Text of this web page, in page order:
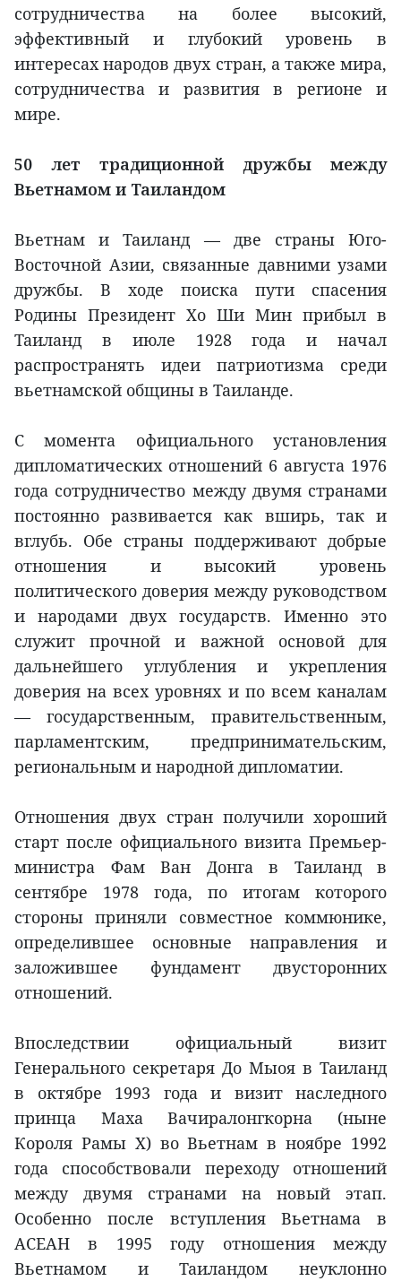
сотрудничества на более высокий,
эффективный и глубокий уровень в
интересах народов двух стран, а также мира,
сотрудничества и развития в регионе и
мире.
50 лет традиционной дружбы между
Вьетнамом и Таиландом
Вьетнам и Таиланд — две страны Юго-
Восточной Азии, связанные давними узами
дружбы. В ходе поиска пути спасения
Родины Президент Хо Ши Мин прибыл в
Таиланд в июле 1928 года и начал
распространять идеи патриотизма среди
вьетнамской общины в Таиланде.
С момента официального установления
дипломатических отношений 6 августа 1976
года сотрудничество между двумя странами
постоянно развивается как вширь, так и
вглубь. Обе страны поддерживают добрые
отношения и высокий уровень
политического доверия между руководством
и народами двух государств. Именно это
служит прочной и важной основой для
дальнейшего углубления и укрепления
доверия на всех уровнях и по всем каналам
— государственным, правительственным,
парламентским, предпринимательским,
региональным и народной дипломатии.
Отношения двух стран получили хороший
старт после официального визита Премьер-
министра Фам Ван Донга в Таиланд в
сентябре 1978 года, по итогам которого
стороны приняли совместное коммюнике,
определившее основные направления и
заложившее фундамент двусторонних
отношений.
Впоследствии официальный визит
Генерального секретаря До Мыоя в Таиланд
в октябре 1993 года и визит наследного
принца Маха Вачиралонгкорна (ныне
Короля Рамы X) во Вьетнам в ноябре 1992
года способствовали переходу отношений
между двумя странами на новый этап.
Особенно после вступления Вьетнама в
АСЕАН в 1995 году отношения между
Вьетнамом и Таиландом неуклонно